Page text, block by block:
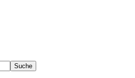
Suche